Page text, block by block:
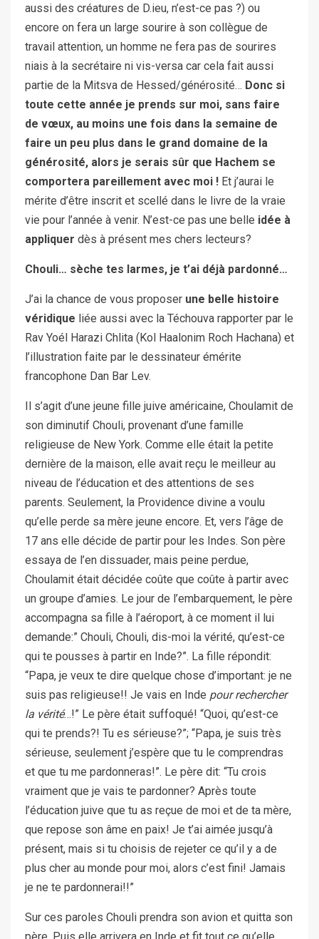
aussi des créatures de D.ieu, n’est-ce pas ?) ou
encore on fera un large sourire à son collègue de
travail attention, un homme ne fera pas de sourires
niais à la secrétaire ni vis-versa car cela fait aussi
partie de la Mitsva de Hessed/générosité… Donc si
toute cette année je prends sur moi, sans faire
de vœux, au moins une fois dans la semaine de
faire un peu plus dans le grand domaine de la
générosité, alors je serais sûr que Hachem se
comportera pareillement avec moi ! Et j’aurai le
mérite d’être inscrit et scellé dans le livre de la vraie
vie pour l’année à venir. N’est-ce pas une belle idée à
appliquer dès à présent mes chers lecteurs?
Chouli… sèche tes larmes, je t’ai déjà pardonné…
J’ai la chance de vous proposer une belle histoire
véridique liée aussi avec la Téchouva rapporter par le
Rav Yoél Harazi Chlita (Kol Haalonim Roch Hachana) et
l’illustration faite par le dessinateur émérite
francophone Dan Bar Lev.
Il s’agit d’une jeune fille juive américaine, Choulamit de
son diminutif Chouli, provenant d’une famille
religieuse de New York. Comme elle était la petite
dernière de la maison, elle avait reçu le meilleur au
niveau de l’éducation et des attentions de ses
parents. Seulement, la Providence divine a voulu
qu’elle perde sa mère jeune encore. Et, vers l’âge de
17 ans elle décide de partir pour les Indes. Son père
essaya de l’en dissuader, mais peine perdue,
Choulamit était décidée coûte que coûte à partir avec
un groupe d’amies. Le jour de l’embarquement, le père
accompagna sa fille à l’aéroport, à ce moment il lui
demande:” Chouli, Chouli, dis-moi la vérité, qu’est-ce
qui te pousses à partir en Inde?”. La fille répondit:
“Papa, je veux te dire quelque chose d’important: je ne
suis pas religieuse!! Je vais en Inde pour rechercher
la vérité…!” Le père était suffoqué! “Quoi, qu’est-ce
qui te prends?! Tu es sérieuse?”; “Papa, je suis très
sérieuse, seulement j’espère que tu le comprendras
et que tu me pardonneras!”. Le père dit: “Tu crois
vraiment que je vais te pardonner? Après toute
l’éducation juive que tu as reçue de moi et de ta mère,
que repose son âme en paix! Je t’ai aimée jusqu’à
présent, mais si tu choisis de rejeter ce qu’il y a de
plus cher au monde pour moi, alors c’est fini! Jamais
je ne te pardonnerai!!”
Sur ces paroles Chouli prendra son avion et quitta son